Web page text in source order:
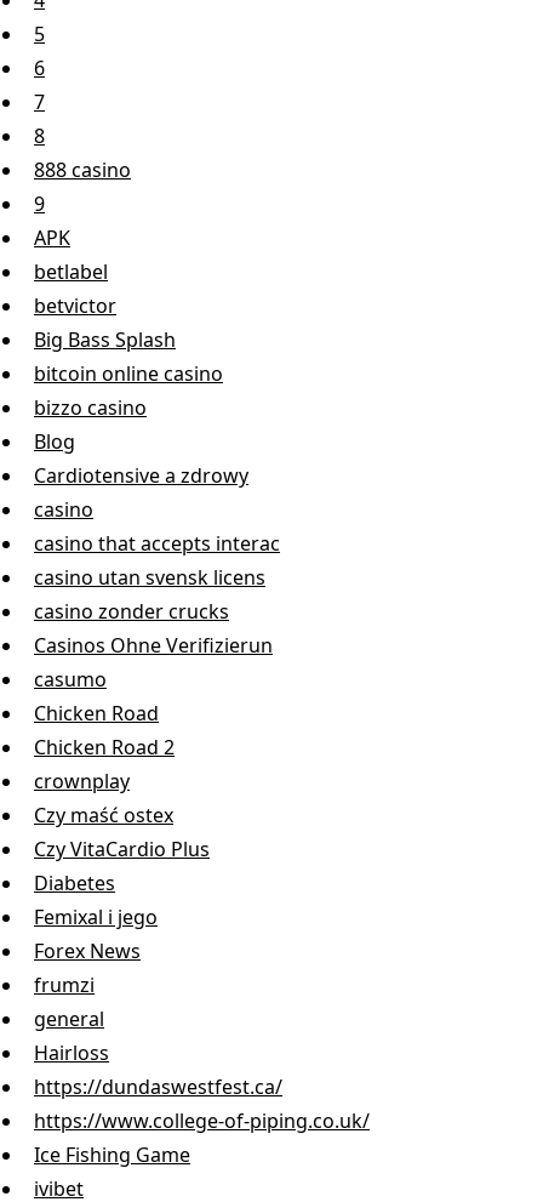
5
6
7
8
888 casino
9
APK
betlabel
betvictor
Big Bass Splash
bitcoin online casino
bizzo casino
Blog
Cardiotensive a zdrowy
casino
casino that accepts interac
casino utan svensk licens
casino zonder crucks
Casinos Ohne Verifizierun
casumo
Chicken Road
Chicken Road 2
crownplay
Czy maść ostex
Czy VitaCardio Plus
Diabetes
Femixal i jego
Forex News
frumzi
general
Hairloss
https://dundaswestfest.ca/
https://www.college-of-piping.co.uk/
Ice Fishing Game
ivibet